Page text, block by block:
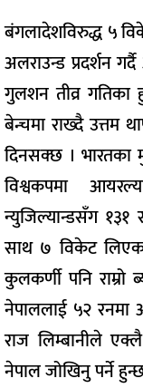
बंगलादेशविरुद्ध ५
अलराउन्ड प्रदर्शन
गुलशन तीव्र गतिका
बेन्चमा राख्दै उत्तम
दिनसक्छ । भारतका
विश्वकपमा
न्युजिल्यान्डसँग
साथ ७ विकेट
कुलकर्णी पनि
नेपाललाई ५२ रनमा
राज लिम्बानीले
नेपाल जोखिनु पर्ने